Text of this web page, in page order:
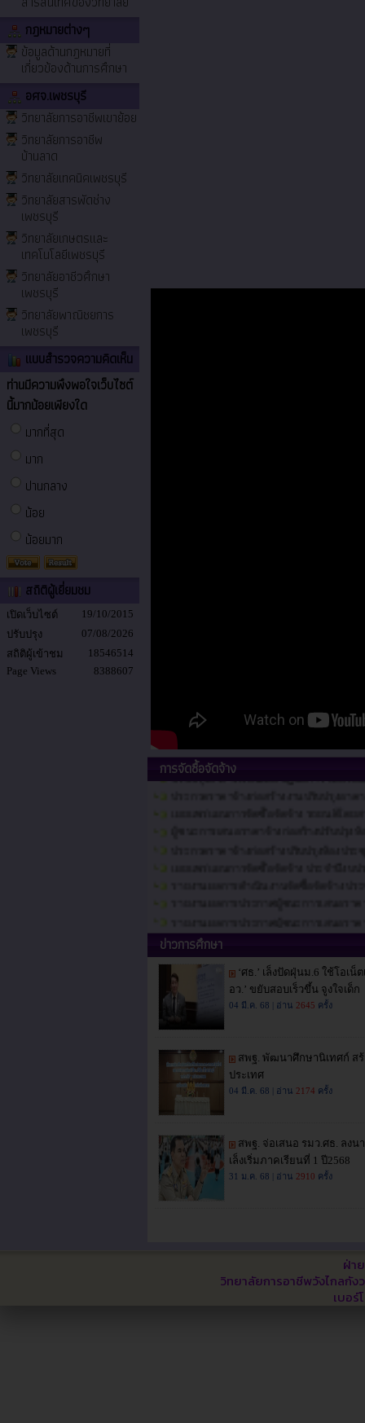
กฎหมายต่างๆ
ข้อมูลด้านกฎหมายที่
เกี่ยวข้องด้านการศึกษา
อศจ.เพชรบุรี
วิทยาลัยการอาชีพเขาย้อย
วิทยาลัยการอาชีพ
บ้านลาด
วิทยาลัยเทคนิคเพชรบุรี
วิทยาลัยสารพัดช่าง
เพชรบุรี
วิทยาลัยเกษตรและ
เทคโนโลยีเพชรบุรี
วิทยาลัยอาชีวศึกษา
เพชรบุรี
วิทยาลัยพาณิชยการ
เพชรบุรี
แบบสำรวจความคิดเห็น
ท่านมีความพึงพอใจเว็บไซต์
นี้มากน้อยเพียงใด
มากที่สุด
มาก
ปานกลาง
น้อย
น้อยมาก
สถิติผู้เยี่ยมชม
เปิดเว็บไซต์
19/10/2015
ปรับปรุง
07/08/2026
สถิติผู้เข้าชม
18546514
Page Views
8388607
การจัดซื้อจัดจ้าง
ปรับปรุงอาคารเรียนและปฏิบัติการ และโด
ประกวดราคาจ้างก่อสร้างงานปรับปรุงอา
รายงานผลการดำเนินงานจัดซื้อจัดจ้าง ป
ข่าวการศึกษา
ฝ่า
วิทยาลัยการอาชีพวังไกลกัง
เบอ